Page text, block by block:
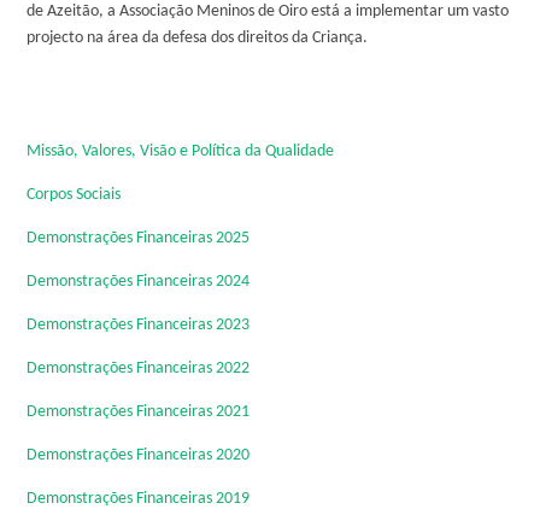
de Azeitão, a Associação Meninos de Oiro está a implementar um vasto
projecto na área da defesa dos direitos da Criança.
Missão, Valores, Visão e Política da Qualidade
Corpos Sociais
Demonstrações Financeiras 2025
Demonstrações Financeiras 2024
Demonstrações Financeiras 2023
Demonstrações Financeiras 2022
Demonstrações Financeiras 2021
Demonstrações Financeiras 2020
Demonstrações Financeiras 2019